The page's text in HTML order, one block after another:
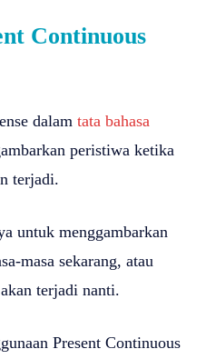
Continuous
dalam tata bahasa
peristiwa ketika
terjadi.
untuk menggambarkan
masa sekarang, atau
terjadi nanti.
Present Continuous